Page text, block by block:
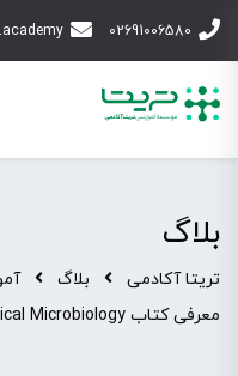
02691006580
بلاگ
تریتا آکادمی بلاگ
معرفی کتاب Murry Patrick R Basic Medical Microbiology